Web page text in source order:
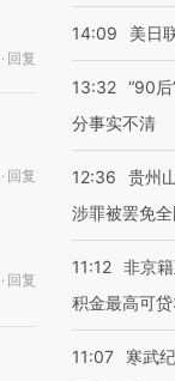
· 回复
· 回复
· 回复
14:09 美日
13:32 “90
分事实不清
12:36
贵州
涉罪被罢免
11:12 非京
积金最高可
11:07
寒武